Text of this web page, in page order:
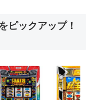
ピックアップ！